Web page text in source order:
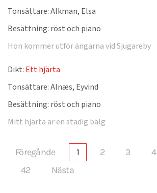
Tonsättare:Alkman, Elsa
Besättning: röst och piano
Hon kommer utför ängarna vid Sjugareby
Dikt: Ett hjärta
Tonsättare:Alnæs, Eyvind
Besättning: röst och piano
Mitt hjärta är en stadig bälg
Föregånde 1 2 3 4
42
Nästa